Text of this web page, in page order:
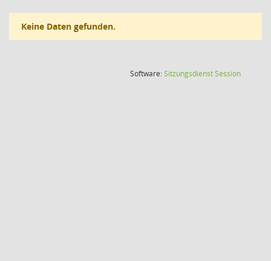
Keine Daten gefunden.
Software:SitzungsdienstSession(Wird in